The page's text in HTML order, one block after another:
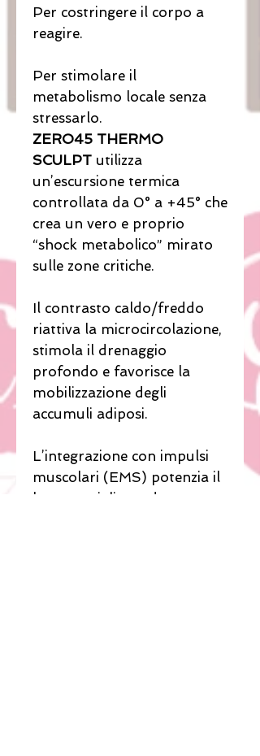
Per costringere il corpo a
reagire.
Per stimolare il
metabolismo locale senza
stressarlo.
ZERO45 THERMO
SCULPT utilizza
un’escursione termica
controllata da 0° a +45° che
crea un vero e proprio
“shock metabolico” mirato
sulle zone critiche.
Il contrasto caldo/freddo
riattiva la microcircolazione,
stimola il drenaggio
profondo e favorisce la
mobilizzazione degli
accumuli adiposi.
L’integrazione con impulsi
muscolari (EMS) potenzia il
lavoro, migliorando tono e